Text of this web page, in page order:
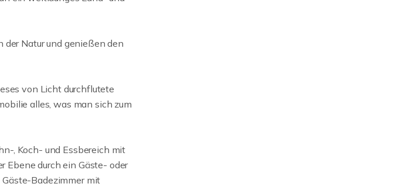
der Natur und genießen den
von Licht durchflutete
alles, was man sich zum
, Koch- und Essbereich mit
Ebene durch ein Gäste- oder
Badezimmer mit